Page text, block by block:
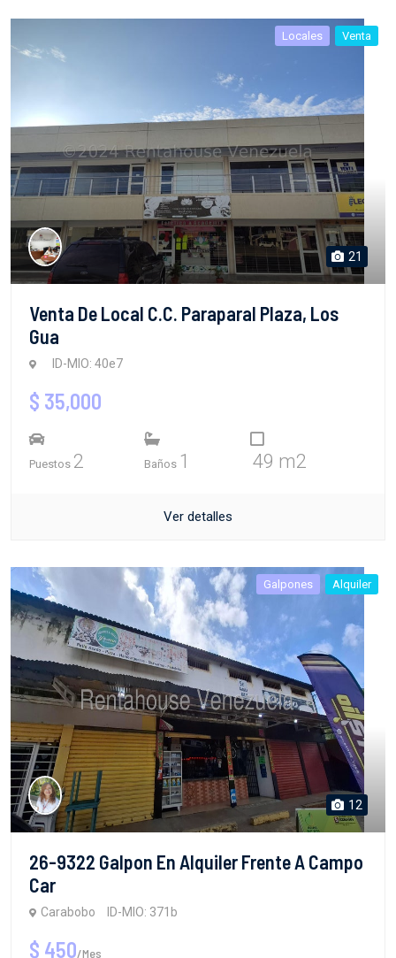
Locales Venta
21
Venta De Local C.C. Paraparal Plaza, Los
Gua
ID-MIO: 40e7
$ 35,000
Puestos 2 Baños 1 49 m2
Ver detalles
Galpones Alquiler
12
26-9322 Galpon En Alquiler Frente A Campo
Car
Carabobo ID-MIO: 371b
$ 450/Mes